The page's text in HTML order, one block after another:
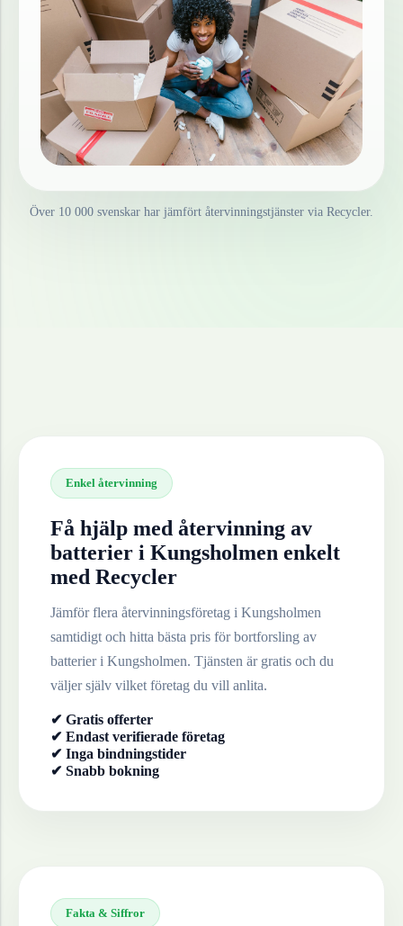
Över 10 000 svenskar har jämfört återvinningstjänster via Recycler.
Enkel återvinning
Få hjälp med återvinning av
batterier i Kungsholmen enkelt
med Recycler
Jämför flera återvinningsföretag i Kungsholmen
samtidigt och hitta bästa pris för bortforsling av
batterieri Kungsholmen. Tjänsten är gratis och du
väljer själv vilket företag du vill anlita.
✔ Gratis offerter
✔ Endast verifierade företag
✔ Inga bindningstider
✔ Snabb bokning
Fakta & Siffror